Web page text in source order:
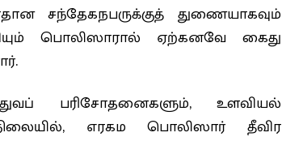
சந்தேகநபருக்குத் துணையாகவும்
பொலிஸாரால் ஏற்கனவே கைது
பரிசோதனைகளும், உளவியல்
எரகம பொலிஸார் தீவிர